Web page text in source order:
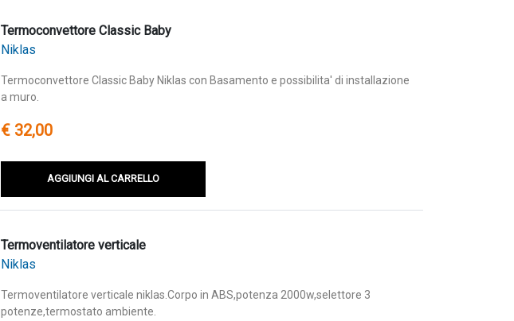
Termoconvettore Classic Baby
Niklas
Termoconvettore Classic Baby Niklas con Basamento e possibilita' di installazione
a muro.
€ 32,00
AGGIUNGI AL CARRELLO
Termoventilatore verticale
Niklas
Termoventilatore verticale niklas.Corpo in ABS,potenza 2000w,selettore 3
potenze,termostato ambiente.